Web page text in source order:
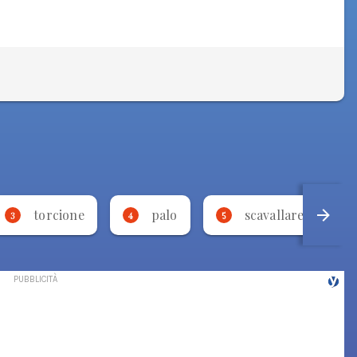
3 torcione 4 palo 5 scavallare